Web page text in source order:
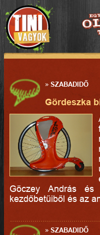
»SZABADIDŐ
Gördeszka
Göczey András
kezdőbetűiből és az
»SZABADIDŐ